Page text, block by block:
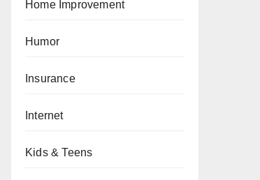
Home Improvement
Humor
Insurance
Internet
Kids & Teens